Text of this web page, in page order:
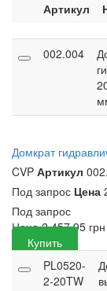
Артикул
002.004
Домкрат
CVP Артикул
Под запрос Цена
Под запрос
Цена 2 457,95 грн
Купить
PL0520-
2-20TW